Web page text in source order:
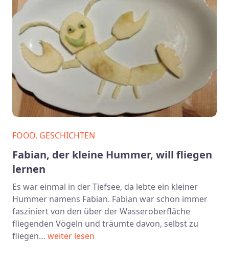
FOOD, GESCHICHTEN
Fabian, der kleine Hummer, will fliegen
lernen
Es war einmal in der Tiefsee, da lebte ein kleiner
Hummer namens Fabian. Fabian war schon immer
fasziniert von den über der Wasseroberfläche
fliegenden Vögeln und träumte davon, selbst zu
fliegen… weiter lesen